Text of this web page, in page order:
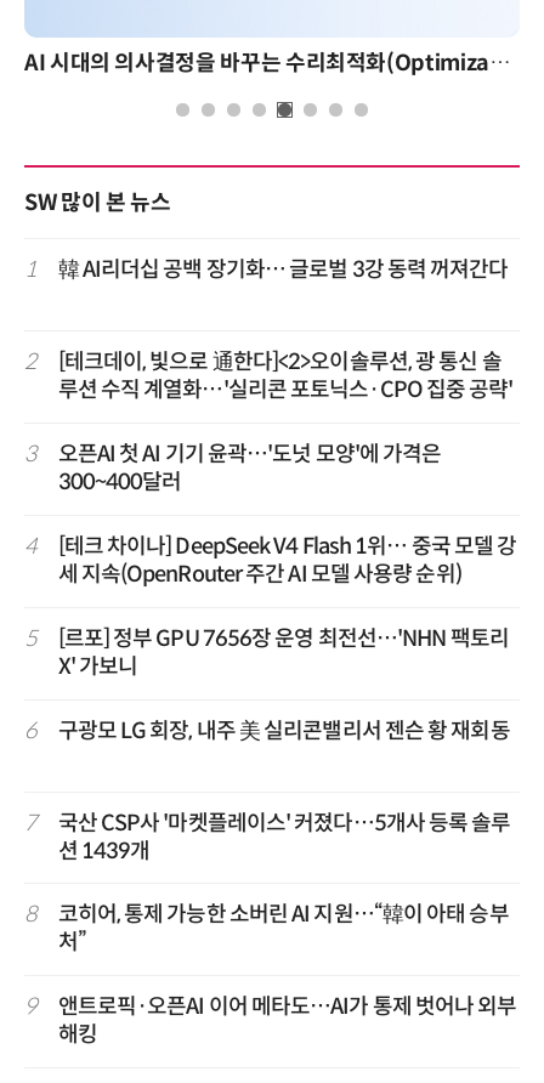
AI 시대의 의사결정을 바꾸는 수리최적화(Optimization): 실제 산업 적용 사례와 활용 전략
SW 많이 본 뉴스
1 韓 AI리더십 공백 장기화… 글로벌 3강 동력 꺼져간다
2
[테크데이, 빛으로 通한다]<2>오이솔루션, 광 통신 솔
루션 수직 계열화…'실리콘 포토닉스·CPO 집중 공략'
3
오픈AI 첫 AI 기기 윤곽…'도넛 모양'에 가격은
300~400달러
4
[테크 차이나] DeepSeek V4 Flash 1위… 중국 모델 강
세 지속(OpenRouter 주간 AI 모델 사용량 순위)
5
[르포] 정부 GPU 7656장 운영 최전선…'NHN 팩토리
X' 가보니
6 구광모 LG 회장, 내주 美 실리콘밸리서 젠슨 황 재회동
7
국산 CSP사 '마켓플레이스' 커졌다…5개사 등록 솔루
션 1439개
8
코히어, 통제 가능한 소버린 AI 지원…“韓이 아태 승부
처”
9
앤트로픽·오픈AI 이어 메타도…AI가 통제 벗어나 외부
해킹